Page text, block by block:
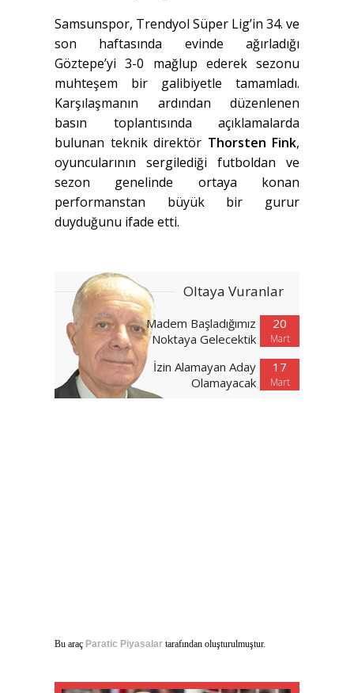
Samsunspor, Trendyol Süper Lig’in 34. ve
son haftasında evinde ağırladığı
Göztepe’yi 3-0 mağlup ederek sezonu
muhteşem bir galibiyetle tamamladı.
Karşılaşmanın ardından düzenlenen
basın toplantısında açıklamalarda
bulunan teknik direktör Thorsten Fink,
oyuncularının sergilediği futboldan ve
sezon genelinde ortaya konan
performanstan büyük bir gurur
duyduğunu ifade etti.
Oltaya Vuranlar
20
Mart
Madem Başladığımız
Noktaya Gelecektik
17
Mart
İzin Alamayan Aday
Olamayacak
Bu araç Paratic Piyasalar tarafından oluşturulmuştur.